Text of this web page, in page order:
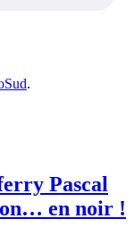
.
Pascal
en noir !